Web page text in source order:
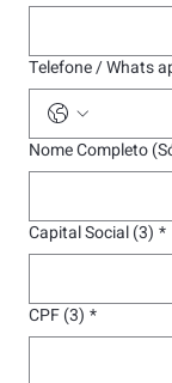
Telefone / Whats
Nome Completo
Capital Social (3) *
CPF (3) *